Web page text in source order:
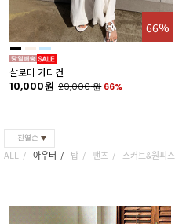
66%
살로미 가디건
10,000원 29,000원 66%
진열순
ALL 아우터 탑 팬츠 스커트&원피스